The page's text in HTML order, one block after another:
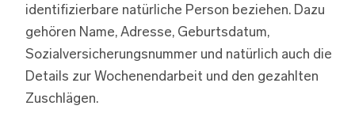
identifizierbare natürliche Person beziehen. Dazu
gehören Name, Adresse, Geburtsdatum,
Sozialversicherungsnummer und natürlich auch die
Details zur Wochenendarbeit und den gezahlten
Zuschlägen.